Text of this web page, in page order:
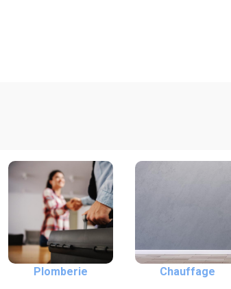
Plomberie Chauffage